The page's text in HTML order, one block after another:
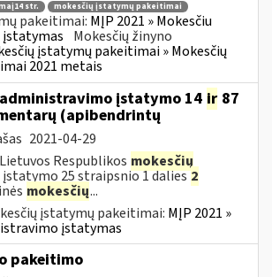
str. mokesčių įstatymų pakeitimai
pakeitimai: MĮP 2021 » Mokesčiu
Mokesčių žinyno
įstatymų pakeitimai » Mokesčių
2021 metais
administravimo įstatymo 14 ir 87
(apibendrintų
2021-04-29
Respublikos mokesčių
25 straipsnio 1 dalies2
mokesčių...
įstatymų pakeitimai: MĮP 2021 »
įstatymas
pakeitimo